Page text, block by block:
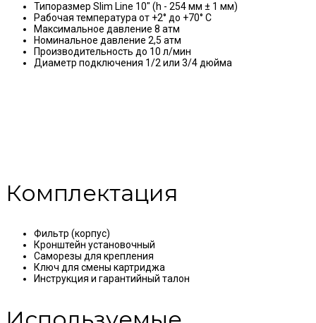
Типоразмер Slim Line 10" (h - 254 мм ± 1 мм)
Рабочая температура от +2° до +70° С
Максимальное давление 8 атм
Номинальное давление 2,5 атм
Производительность до 10 л/мин
Диаметр подключения 1/2 или 3/4 дюйма
Комплектация
Фильтр (корпус)
Кронштейн установочный
Саморезы для крепления
Ключ для смены картриджа
Инструкция и гарантийный талон